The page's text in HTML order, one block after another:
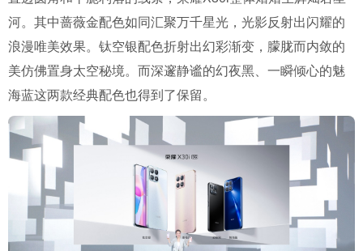
河。其中蔷薇金配色如同汇聚万千星光，光影反射出闪耀的
浪漫唯美效果。钛空银配色折射出幻彩渐变，朦胧而内敛的
美仿佛置身太空秘境。而深邃静谧的幻夜黑、一瞬倾心的魅
海蓝这两款经典配色也得到了保留。